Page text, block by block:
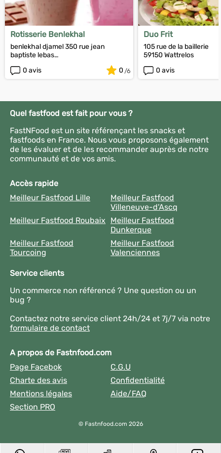
Rotisserie Benlekhal
benlekhal djamel 350 rue jean
baptiste lebas
0 avis 0
Duo Frit
105 rue de la baillerie
59150 Wattrelos
0 avis
Quel fastfood est fait pour vous ?
FastNFood est un site référençant les snacks et
fastfoods en France. Nous vous proposons également
de les évaluer et de les recommander auprès de notre
communauté et de vos amis.
Accès rapide
Meilleur Fastfood Lille
Meilleur Fastfood
Villeneuve-d'Ascq
Meilleur Fastfood Roubaix
Meilleur Fastfood
Dunkerque
Meilleur Fastfood
Tourcoing
Meilleur Fastfood
Valenciennes
Service clients
Un commerce non référencé ? Une question ou un
bug ?
Contactez notre service client 24h/24 et 7j/7 via notre
formulaire de contact
A propos de Fastnfood.com
Page Facebok
C.G.U
Charte des avis
Confidentialité
Mentions légales
Aide/FAQ
Section PRO
© Fastnfood.com 2026